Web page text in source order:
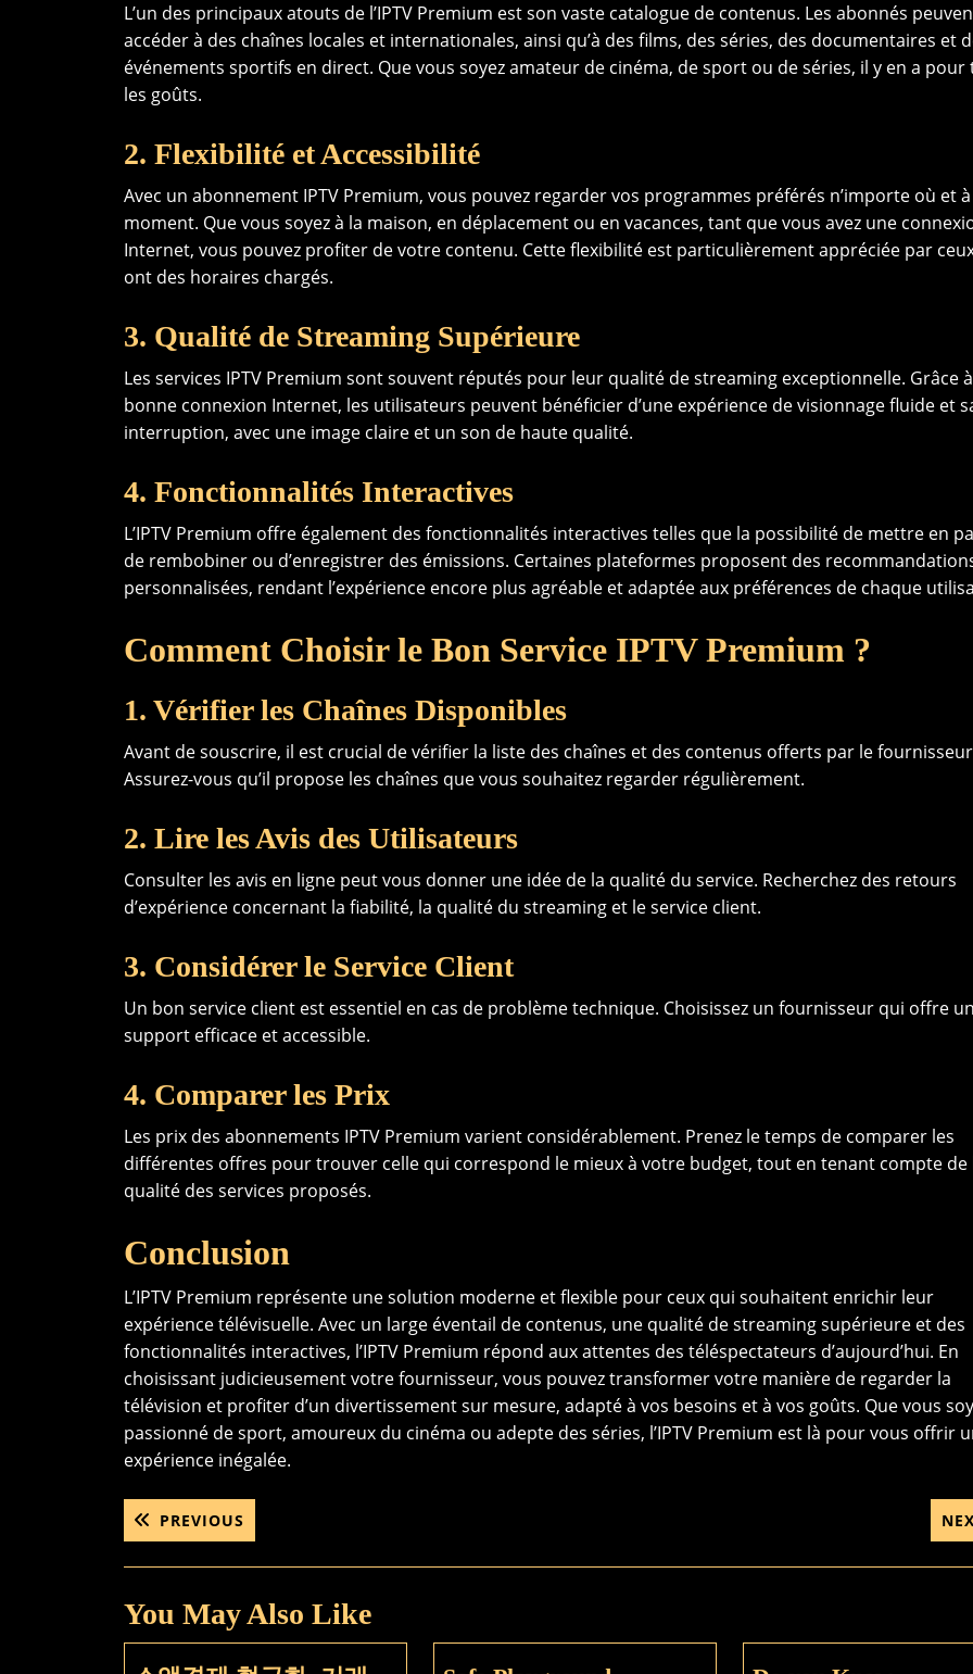
L’un des principaux atouts de l’IPTV Premium est son vaste catalogue de contenus. Les abonnés
accéder à des chaînes locales et internationales, ainsi qu’à des films, des séries, des documentaires et
événements sportifs en direct. Que vous soyez amateur de cinéma, de sport ou de séries, il y en a pour
les goûts.
2. Flexibilité et Accessibilité
Avec un abonnement IPTV Premium, vous pouvez regarder vos programmes préférés n’importe où et
moment. Que vous soyez à la maison, en déplacement ou en vacances, tant que vous avez une
Internet, vous pouvez profiter de votre contenu. Cette flexibilité est particulièrement appréciée par
ont des horaires chargés.
3. Qualité de Streaming Supérieure
Les services IPTV Premium sont souvent réputés pour leur qualité de streaming exceptionnelle. Grâce
bonne connexion Internet, les utilisateurs peuvent bénéficier d’une expérience de visionnage fluide et
interruption, avec une image claire et un son de haute qualité.
4. Fonctionnalités Interactives
L’IPTV Premium offre également des fonctionnalités interactives telles que la possibilité de mettre en
de rembobiner ou d’enregistrer des émissions. Certaines plateformes proposent des
personnalisées, rendant l’expérience encore plus agréable et adaptée aux préférences de chaque
Comment Choisir le Bon Service IPTV Premium ?
1. Vérifier les Chaînes Disponibles
Avant de souscrire, il est crucial de vérifier la liste des chaînes et des contenus offerts par le
Assurez-vous qu’il propose les chaînes que vous souhaitez regarder régulièrement.
2. Lire les Avis des Utilisateurs
Consulter les avis en ligne peut vous donner une idée de la qualité du service. Recherchez des retours
d’expérience concernant la fiabilité, la qualité du streaming et le service client.
3. Considérer le Service Client
Un bon service client est essentiel en cas de problème technique. Choisissez un fournisseur qui offre un
support efficace et accessible.
4. Comparer les Prix
Les prix des abonnements IPTV Premium varient considérablement. Prenez le temps de comparer les
différentes offres pour trouver celle qui correspond le mieux à votre budget, tout en tenant compte de
qualité des services proposés.
Conclusion
L’IPTV Premium représente une solution moderne et flexible pour ceux qui souhaitent enrichir leur
expérience télévisuelle. Avec un large éventail de contenus, une qualité de streaming supérieure et des
fonctionnalités interactives, l’IPTV Premium répond aux attentes des téléspectateurs d’aujourd’hui. En
choisissant judicieusement votre fournisseur, vous pouvez transformer votre manière de regarder la
télévision et profiter d’un divertissement sur mesure, adapté à vos besoins et à vos goûts. Que vous
passionné de sport, amoureux du cinéma ou adepte des séries, l’IPTV Premium est là pour vous offrir
expérience inégalée.
Post
navigation
PREVIOUS
POST:
You May Also Like